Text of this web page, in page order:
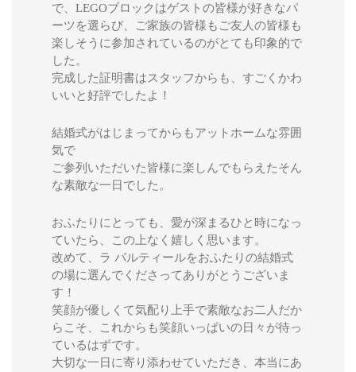
で、LEGOブロックはゲストの皆様が好きなパ
ーツを選らび、ご家族の皆様もご友人の皆様も
楽しそうに参加されているのがとても印象的で
した。
完成した証明書はスタッフからも、すごくかわ
いいと好評でしたよ！
結婚式がはじまってからもアットホームな雰囲
気で
ご参列いただいた皆様に楽しんでもらえたそん
な素敵な一日でした。
おふたりにとっても、愛が深まるひと時になっ
ていたら、この上なく嬉しく思います。
改めて、ラ パルティールをおふたりの結婚式
の場に選んでくださってありがとうございま
す！
笑顔が優しくて気配り上手で素敵なお二人だか
らこそ、これからも笑顔いっぱいの日々が待っ
ているはずです。
大切な一日に寄り添わせていただき、本当にあ